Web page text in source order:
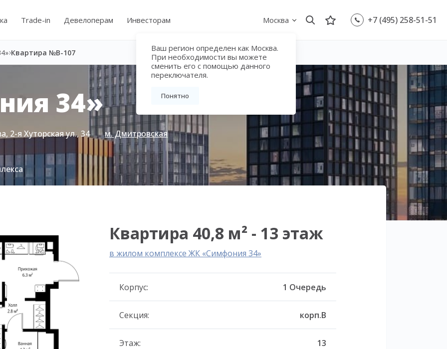
Trade-in Девелоперам Инвесторам Москва
Ваш регион определен как Москва.
При необходимости вы можете
сменить его с помощью данного
переключателя.
Понятно
+7 (495) 258-51-51
Квартира №B-107
34»
2-я Хуторская ул., 34 м. Дмитровская
Квартира 40,8 м² - 13 этаж
в жилом комплексе ЖК «Симфония 34»
Корпус: 1 Очередь
Секция: корп.B
Этаж: 13